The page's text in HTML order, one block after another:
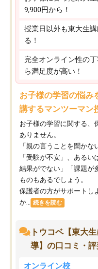
9,900円から！
授業日以外も東大生
る！
完全オンライン性の
ら満足度が高い！
お子様の学習の悩み
講するマンツーマン
お子様の学習に関する、
ありません。
「親の言うことを聞かな
「受験が不安」、あるい
結果がでない」「課題が
ものもあるでしょう。
保護者の方がサポートし
か...
続きを読む
トウコベ【東大
導】の口コミ・評
オンライン校